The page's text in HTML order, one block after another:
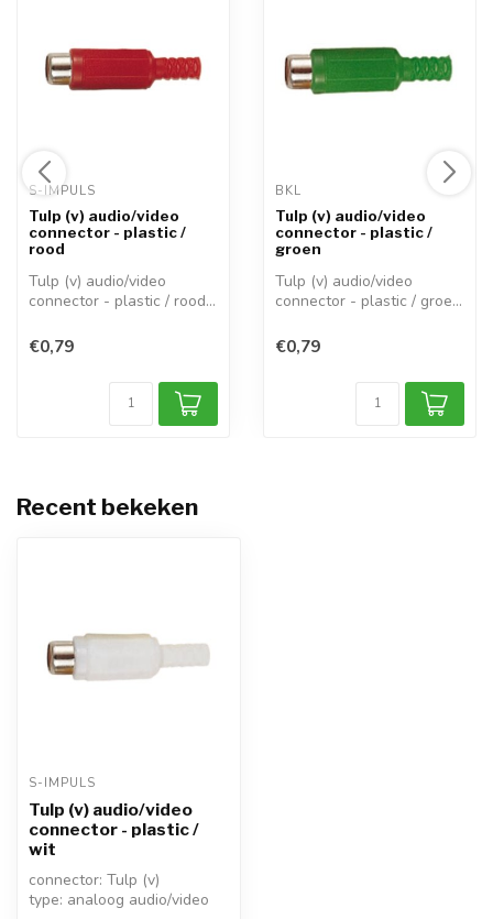
S-IMPULS
Tulp (v) audio/video
connector - plastic /
rood
Tulp (v) audio/video
connector - plastic / rood
€0,79
BKL
Tulp (v) audio/video
connector - plastic /
groen
Tulp (v) audio/video
connector - plastic / groen
€0,79
Recent bekeken
S-IMPULS
Tulp (v) audio/video
connector - plastic /
wit
connector: Tulp (v)
type: analoog audio/video